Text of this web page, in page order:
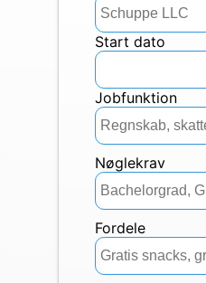
Start dato
Jobfunktion
Nøglekrav
Fordele